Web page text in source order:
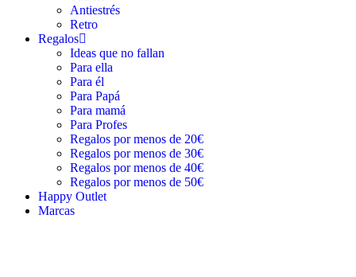
Antiestrés
Retro
Regalos
Ideas que no fallan
Para ella
Para él
Para Papá
Para mamá
Para Profes
Regalos por menos de 20€
Regalos por menos de 30€
Regalos por menos de 40€
Regalos por menos de 50€
Happy Outlet
Marcas